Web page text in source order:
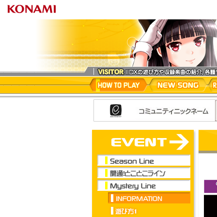
HOW TO PLAY NEW SONG
EVENT
Season Line
開通！とことこライン
Mystery Line
INFORMATION